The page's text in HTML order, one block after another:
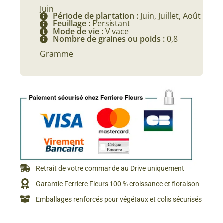
Juin
Période de plantation : Juin, Juillet, Août
Feuillage : Persistant
Mode de vie :Vivace
Nombre de graines ou poids :0,8
Gramme
Retrait de votre commande au Drive uniquement
Garantie Ferriere Fleurs 100 % croissance et floraison
Emballages renforcés pour végétaux et colis sécurisés